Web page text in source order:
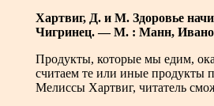
Хартвиг, Д. и М. Здоровье
Чигринец. — М. : Манн,
Продукты, которые мы едим,
считаем те или иные продукты
Мелиссы Хартвиг, читатель